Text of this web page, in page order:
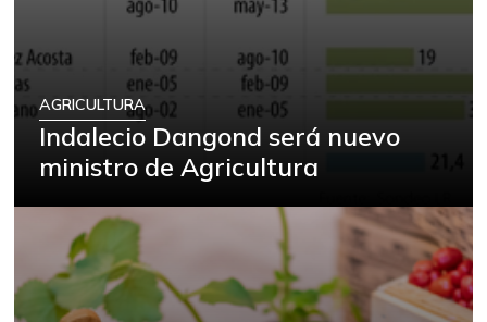
AGRICULTURA
Indalecio Dangond será nuevo
ministro de Agricultura